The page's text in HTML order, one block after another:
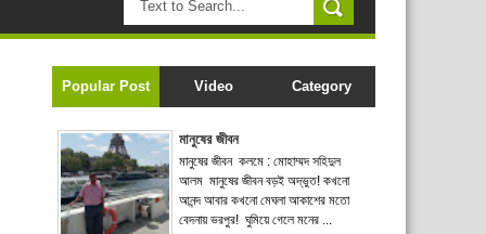
Popular Post Video Category
মানুষের জীবন
মানুষের জীবন কলমে : মোহাম্মদ সহিদুল
আলম মানুষের জীবন বড়ই অদ্ভুত! কখনো
আনন্দ আবার কখনো মেঘলা আকাশের মতো
বেদনায় ভরপুর! ঘুমিয়ে গেলে মনের ...